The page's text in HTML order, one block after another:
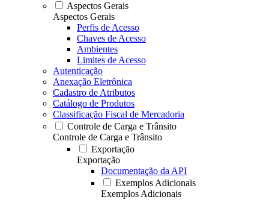
Aspectos Gerais
Aspectos Gerais
Perfis de Acesso
Chaves de Acesso
Ambientes
Limites de Acesso
Autenticação
Anexação Eletrônica
Cadastro de Atributos
Catálogo de Produtos
Classificação Fiscal de Mercadoria
Controle de Carga e Trânsito
Controle de Carga e Trânsito
Exportação
Exportação
Documentação da API
Exemplos Adicionais
Exemplos Adicionais